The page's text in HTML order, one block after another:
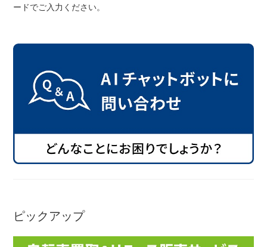
店舗検索
お知らせ一覧
ードでご入力ください。
ピックアップ